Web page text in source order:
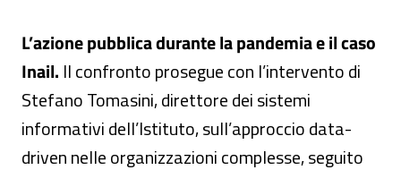
L’azione pubblica durante la pandemia e il caso
Inail. Il confronto prosegue con l’intervento di
Stefano Tomasini, direttore dei sistemi
informativi dell’Istituto, sull’approccio data-
driven nelle organizzazioni complesse, seguito